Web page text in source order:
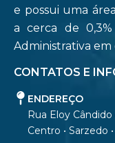
e possui uma
a cerca de
Administrativa em
CONTATOS E
ENDEREÇO
Rua Eloy
Centro • Sarzedo